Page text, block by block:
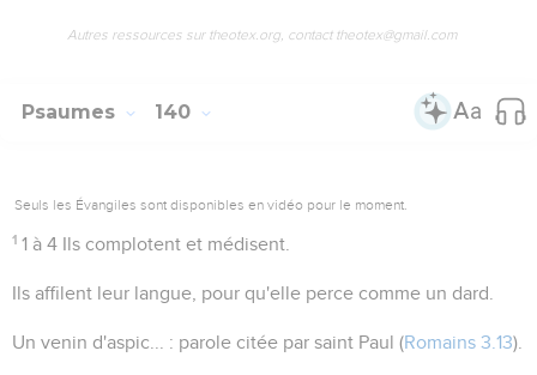
Autres ressources sur theotex.org, contact theotex@gmail.com
Psaumes 140
Seuls les Évangiles sont disponibles en vidéo pour le moment.
1 1 à 4 Ils complotent et médisent.
Ils affilent leur langue , pour qu'elle perce comme un dard.
Un venin d'aspic... : parole citée par saint Paul (Romains 3.13).